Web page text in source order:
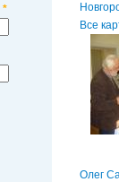
*
Все
Олег